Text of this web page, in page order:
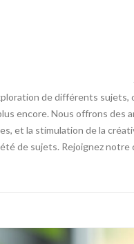
de différents
encore. Nous offrons des
et la stimulation de la
de sujets. Rejoignez